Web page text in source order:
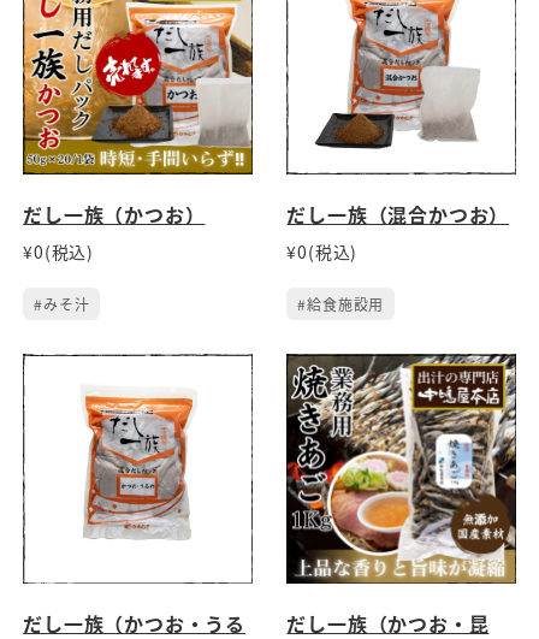
だし一族（かつお）
¥0(税込)
#みそ汁
だし一族（混合かつお）
¥0(税込)
#給食施設用
だし一族（かつお・うる
だし一族（かつお・昆